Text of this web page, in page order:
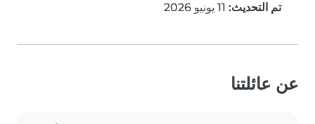
تم التحديث:
عن عائلتنا